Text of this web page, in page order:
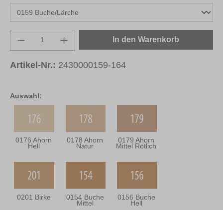
Auswahl:
0176 Ahorn
Hell
0178 Ahorn
Natur
0179 Ahorn
Mittel Rötlich
0201 Birke 0154 Buche
Mittel
0156 Buche
Hell
Produkt Anzahl: Gib den gewünschten
In den Warenkorb
Artikel-Nr.: 2430000159-164